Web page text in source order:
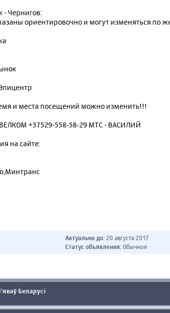
Чернигов:
ориентировочно и могут изменяться по
и места посещений можно изменить!!!
+37529-558-58-29 МТС - ВАСИЛИЙ
на сайте:
Актуально до:20 августа 2017
Статус объявления:Обычное
Беларусі